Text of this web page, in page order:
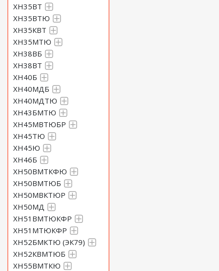
ХН35ВТ
ХН35ВТЮ
ХН35КВТ
ХН35МТЮ
ХН38ВБ
ХН38ВТ
ХН40Б
ХН40МДБ
ХН40МДТЮ
ХН43БМТЮ
ХН45МВТЮБР
ХН45ТЮ
ХН45Ю
ХН46Б
ХН50ВМТКФЮ
ХН50ВМТЮБ
ХН50МВКТЮР
ХН50МД
ХН51ВМТЮКФР
ХН51МТЮКФР
ХН52БМКТЮ (ЭК79)
ХН52КВМТЮБ
ХН55ВМТКЮ